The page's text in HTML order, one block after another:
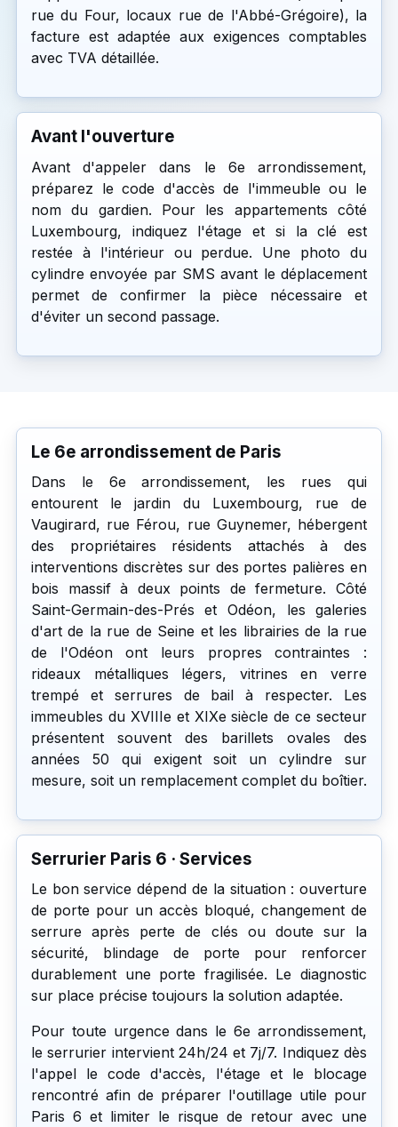
rue du Four, locaux rue de l'Abbé-Grégoire), la
facture est adaptée aux exigences comptables
avec TVA détaillée.
Avant l'ouverture
Avant d'appeler dans le 6e arrondissement,
préparez le code d'accès de l'immeuble ou le
nom du gardien. Pour les appartements côté
Luxembourg, indiquez l'étage et si la clé est
restée à l'intérieur ou perdue. Une photo du
cylindre envoyée par SMS avant le déplacement
permet de confirmer la pièce nécessaire et
d'éviter un second passage.
Le 6e arrondissement de Paris
Dans le 6e arrondissement, les rues qui
entourent le jardin du Luxembourg, rue de
Vaugirard, rue Férou, rue Guynemer, hébergent
des propriétaires résidents attachés à des
interventions discrètes sur des portes palières en
bois massif à deux points de fermeture. Côté
Saint-Germain-des-Prés et Odéon, les galeries
d'art de la rue de Seine et les librairies de la rue
de l'Odéon ont leurs propres contraintes :
rideaux métalliques légers, vitrines en verre
trempé et serrures de bail à respecter. Les
immeubles du XVIIIe et XIXe siècle de ce secteur
présentent souvent des barillets ovales des
années 50 qui exigent soit un cylindre sur
mesure, soit un remplacement complet du boîtier.
Serrurier Paris 6 · Services
Le bon service dépend de la situation : ouverture
de porte pour un accès bloqué, changement de
serrure après perte de clés ou doute sur la
sécurité, blindage de porte pour renforcer
durablement une porte fragilisée. Le diagnostic
sur place précise toujours la solution adaptée.
Pour toute urgence dans le 6e arrondissement,
le serrurier intervient 24h/24 et 7j/7. Indiquez dès
l'appel le code d'accès, l'étage et le blocage
rencontré afin de préparer l'outillage utile pour
Paris 6 et limiter le risque de retour avec une